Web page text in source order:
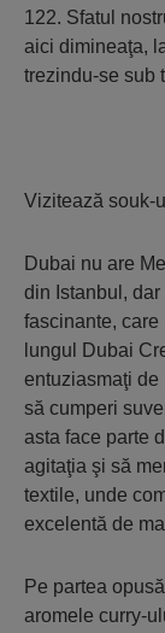
122. Sfatul
aici dimineaţa,
trezindu-se sub
Vizitează souk-
Dubai nu are
din Istanbul,
fascinante, care
lungul Dubai
entuziasmaţi de
să cumperi
asta face parte
agitaţia şi să
textile, unde
excelentă de
Pe partea
aromele curry-